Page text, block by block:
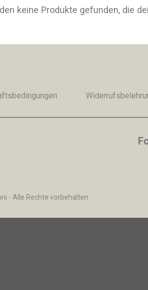
keine Produkte gefunden, die
- Alle Rechte vorbehalten